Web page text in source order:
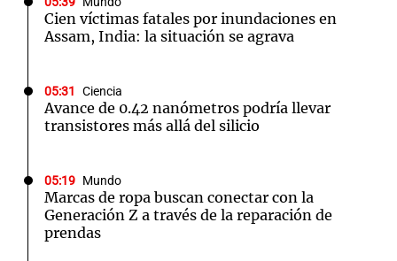
Cien víctimas fatales por inundaciones en
Assam, India: la situación se agrava
05:31 Ciencia
Avance de 0.42 nanómetros podría llevar
transistores más allá del silicio
05:19 Mundo
Marcas de ropa buscan conectar con la
Generación Z a través de la reparación de
prendas